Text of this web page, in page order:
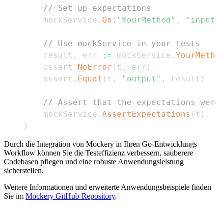
// Set up expectations
    mockService
. On ( "YourMethod" , "input"
// Use mockService in your tests
    result
, err := mockService .
    assert
. NoError ( t , err )
    assert
. Equal ( t , "output" , result )
// Assert that the expectations were
    mockService
. AssertExpectations ( t )
}
Durch die Integration von Mockery in Ihren Go-Entwicklungs-
Workflow können Sie die Testeffizienz verbessern, sauberere
Codebasen pflegen und eine robuste Anwendungsleistung
sicherstellen.
Weitere Informationen und erweiterte Anwendungsbeispiele finden
Sie im Mockery GitHub-Repository.